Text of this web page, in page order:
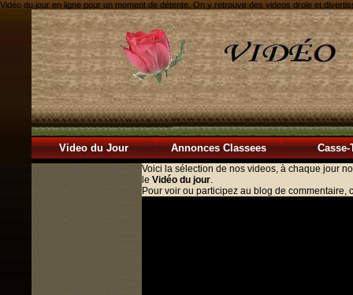
Vidéo du jour en ligne pour un moment de détente. On y retrouve des videos drole et
Video du Jour Annonces Classees Casse-
Voici la sélection de nos videos, à chaque jour
le Vidéo du jour.
Pour voir ou participez au blog de commentaire,